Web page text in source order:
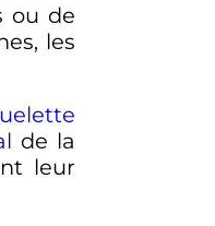
ou de
les
de la
leur